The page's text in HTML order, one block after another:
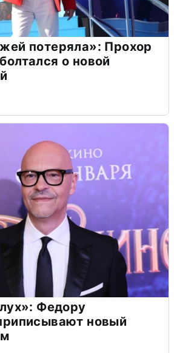
потеряла»: Прохор
о новой
Федору
новый